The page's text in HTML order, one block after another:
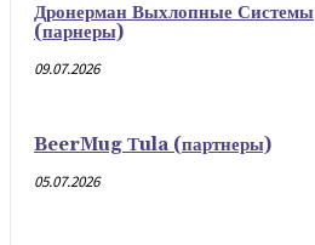
Дронерман Выхлопные Системы
(парнеры)
09.07.2026
BeerMug Тula (партнеры)
05.07.2026